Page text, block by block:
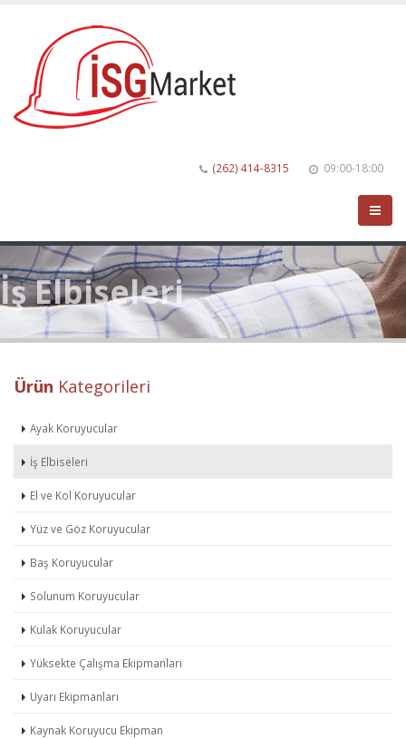
(262) 414-8315 09:00-18:00
İş Elbiseleri
Ürün Kategorileri
Ayak Koruyucular
İş Elbiseleri
El ve Kol Koruyucular
Yüz ve Göz Koruyucular
Baş Koruyucular
Solunum Koruyucular
Kulak Koruyucular
Yüksekte Çalışma Ekipmanları
Uyarı Ekipmanları
Kaynak Koruyucu Ekipman